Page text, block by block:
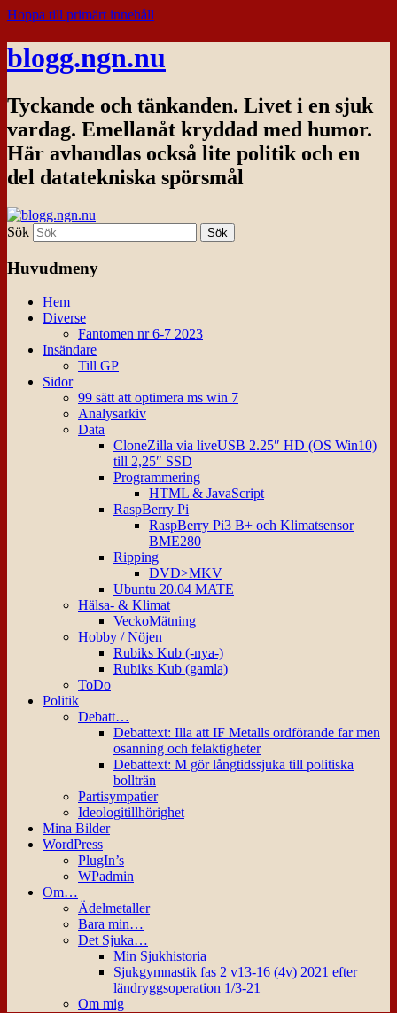
Hoppa till primärt innehåll
blogg.ngn.nu
Tyckande och tänkanden. Livet i en sjuk
vardag. Emellanåt kryddad med humor.
Här avhandlas också lite politik och en
del datatekniska spörsmål
Sök
Huvudmeny
Hem
Diverse
Fantomen nr 6-7 2023
Insändare
Till GP
Sidor
99 sätt att optimera ms win 7
Analysarkiv
Data
CloneZilla via liveUSB 2.25″ HD (OS Win10)
till 2,25″ SSD
Programmering
HTML & JavaScript
RaspBerry Pi
RaspBerry Pi3 B+ och Klimatsensor
BME280
Ripping
DVD>MKV
Ubuntu 20.04 MATE
Hälsa- & Klimat
VeckoMätning
Hobby / Nöjen
Rubiks Kub (-nya-)
Rubiks Kub (gamla)
ToDo
Politik
Debatt…
Debattext: Illa att IF Metalls ordförande far men
osanning och felaktigheter
Debattext: M gör långtidssjuka till politiska
bollträn
Partisympatier
Ideologitillhörighet
Mina Bilder
WordPress
PlugIn’s
WPadmin
Om…
Ädelmetaller
Bara min…
Det Sjuka…
Min Sjukhistoria
Sjukgymnastik fas 2 v13-16 (4v) 2021 efter
ländryggsoperation 1/3-21
Om mig